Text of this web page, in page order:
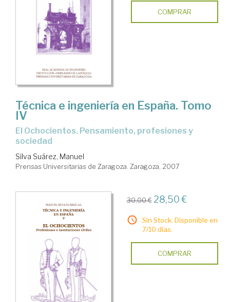
COMPRAR
Técnica e ingeniería en España. Tomo
IV
El Ochocientos. Pensamiento, profesiones y
sociedad
Silva Suárez, Manuel
Prensas Universitarias de Zaragoza. Zaragoza, 2007
30,00 € 28,50 €
Sin Stock. Disponible en
7/10 días.
COMPRAR